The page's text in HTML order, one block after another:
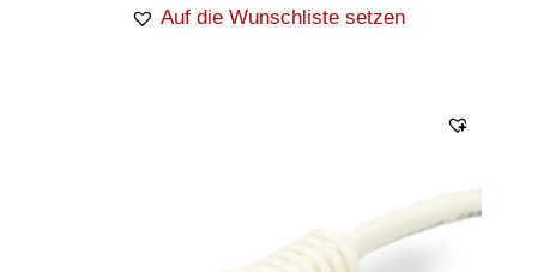
Auf die Wunschliste setzen